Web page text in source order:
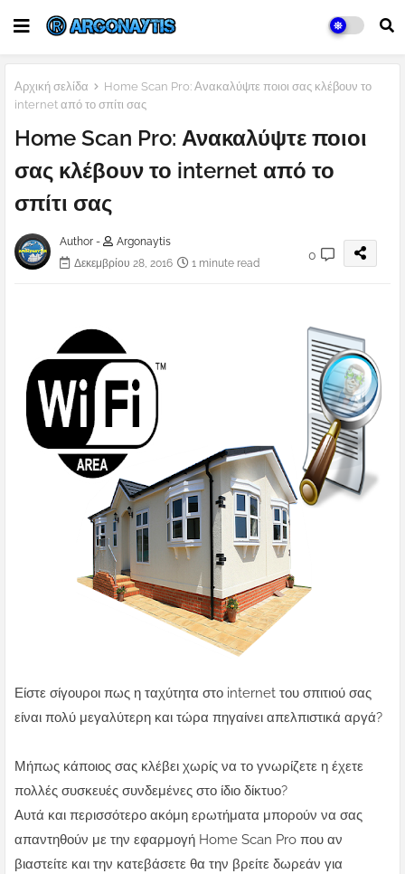
Αρχική σελίδα
Home Scan Pro: Ανακαλύψτε ποιοι σας κλέβουν το
internet από το σπίτι σας
Home Scan Pro: Ανακαλύψτε ποιοι
σας κλέβουν το internet από το
σπίτι σας
Author -
Argonaytis
Δεκεμβρίου 28, 2016
1 minute read
0
Είστε σίγουροι πως η ταχύτητα στο internet του σπιτιού σας
είναι πολύ μεγαλύτερη και τώρα πηγαίνει απελπιστικά αργά?
Μήπως κάποιος σας κλέβει χωρίς να το γνωρίζετε η έχετε
πολλές συσκευές συνδεμένες στο ίδιο δίκτυο?
Αυτά και περισσότερο ακόμη ερωτήματα μπορούν να σας
απαντηθούν με την εφαρμογή Home Scan Pro που αν
βιαστείτε και την κατεβάσετε θα την βρείτε δωρεάν για